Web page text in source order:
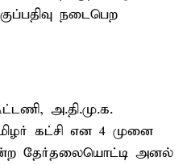
நடைபெற
அ.தி.மு.க.
கட்சி என 4 முனை
தேர்தலையொட்டி அனல்